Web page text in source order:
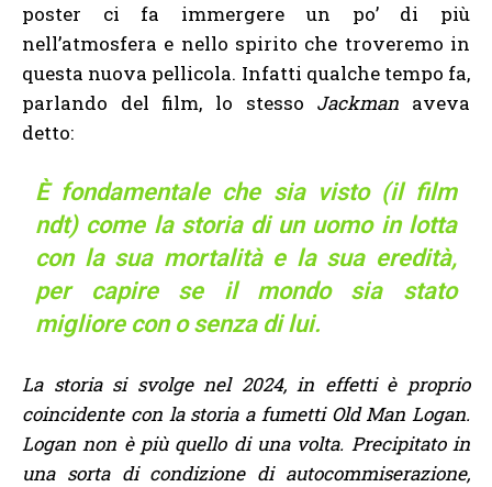
poster ci fa immergere un po’ di più
nell’atmosfera e nello spirito che troveremo in
questa nuova pellicola. Infatti qualche tempo fa,
parlando del film, lo stesso Jackman aveva
detto:
È fondamentale che sia visto (il film
ndt) come la storia di un uomo in lotta
con la sua mortalità e la sua eredità,
per capire se il mondo sia stato
migliore con o senza di lui.
La storia si svolge nel 2024, in effetti è proprio
coincidente con la storia a fumetti Old Man Logan.
Logan non è più quello di una volta. Precipitato in
una sorta di condizione di autocommiserazione,